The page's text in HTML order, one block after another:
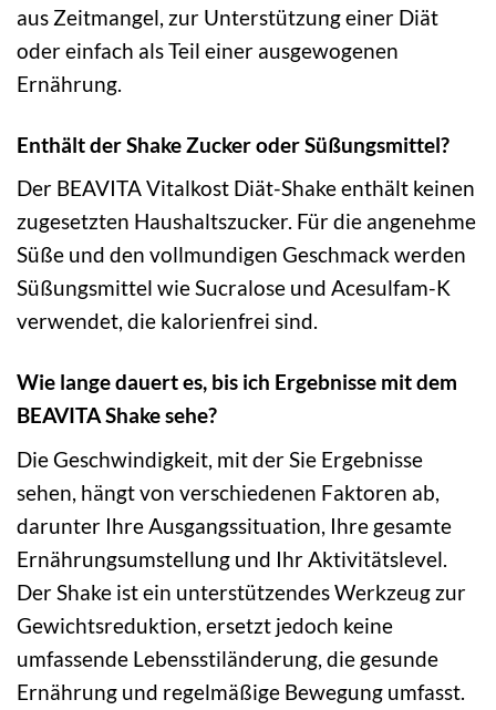
aus Zeitmangel, zur Unterstützung einer Diät
oder einfach als Teil einer ausgewogenen
Ernährung.
Enthält der Shake Zucker oder Süßungsmittel?
Der BEAVITA Vitalkost Diät-Shake enthält keinen
zugesetzten Haushaltszucker. Für die angenehme
Süße und den vollmundigen Geschmack werden
Süßungsmittel wie Sucralose und Acesulfam-K
verwendet, die kalorienfrei sind.
Wie lange dauert es, bis ich Ergebnisse mit dem
BEAVITA Shake sehe?
Die Geschwindigkeit, mit der Sie Ergebnisse
sehen, hängt von verschiedenen Faktoren ab,
darunter Ihre Ausgangssituation, Ihre gesamte
Ernährungsumstellung und Ihr Aktivitätslevel.
Der Shake ist ein unterstützendes Werkzeug zur
Gewichtsreduktion, ersetzt jedoch keine
umfassende Lebensstiländerung, die gesunde
Ernährung und regelmäßige Bewegung umfasst.